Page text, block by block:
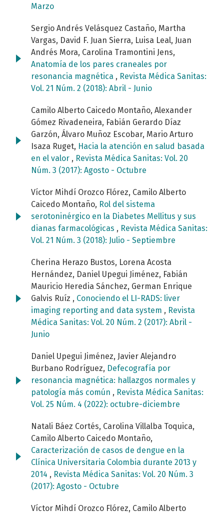
Marzo
Sergio Andrés Velásquez Castaño, Martha
Vargas, David F. Juan Sierra, Luisa Leal, Juan
Andrés Mora, Carolina Tramontini Jens,
Anatomía de los pares craneales por
resonancia magnética , Revista Médica Sanitas:
Vol. 21 Núm. 2 (2018): Abril - Junio
Camilo Alberto Caicedo Montaño, Alexander
Gómez Rivadeneira, Fabián Gerardo Díaz
Garzón, Álvaro Muñoz Escobar, Mario Arturo
Isaza Ruget, Hacia la atención en salud basada
en el valor , Revista Médica Sanitas: Vol. 20
Núm. 3 (2017): Agosto - Octubre
Víctor Mihdí Orozco Flórez, Camilo Alberto
Caicedo Montaño, Rol del sistema
serotoninérgico en la Diabetes Mellitus y sus
dianas farmacológicas , Revista Médica Sanitas:
Vol. 21 Núm. 3 (2018): Julio - Septiembre
Cherina Herazo Bustos, Lorena Acosta
Hernández, Daniel Upegui Jiménez, Fabián
Mauricio Heredia Sánchez, German Enrique
Galvis Ruíz , Conociendo el LI-RADS: liver
imaging reporting and data system , Revista
Médica Sanitas: Vol. 20 Núm. 2 (2017): Abril -
Junio
Daniel Upegui Jiménez, Javier Alejandro
Burbano Rodríguez, Defecografía por
resonancia magnética: hallazgos normales y
patología más común , Revista Médica Sanitas:
Vol. 25 Núm. 4 (2022): octubre-diciembre
Natali Báez Cortés, Carolina Villalba Toquica,
Camilo Alberto Caicedo Montaño,
Caracterización de casos de dengue en la
Clínica Universitaria Colombia durante 2013 y
2014 , Revista Médica Sanitas: Vol. 20 Núm. 3
(2017): Agosto - Octubre
Víctor Mihdí Orozco Flórez, Camilo Alberto